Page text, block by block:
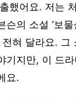
했어요. 저는
슨의 소설 ‘보물
혀 달라요. 그
기지만, 이 드
요.